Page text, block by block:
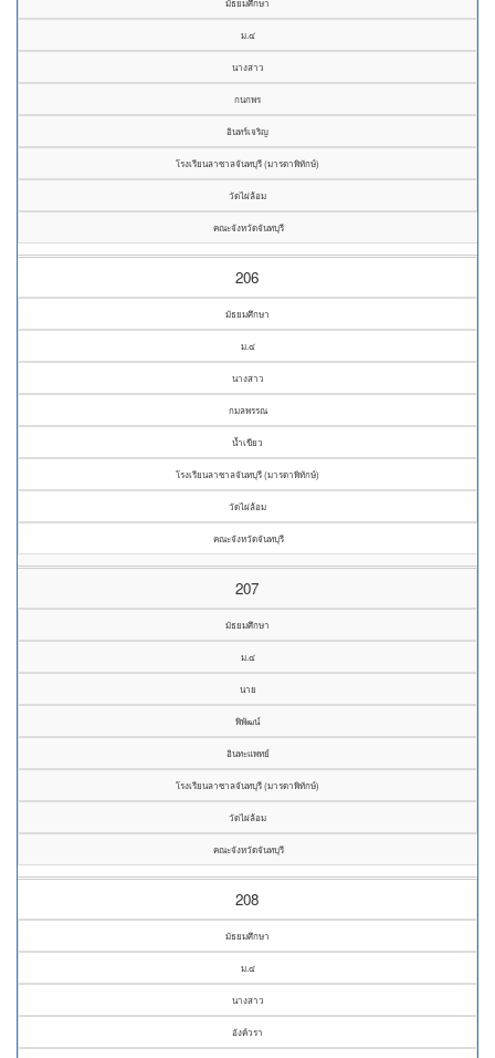
มัธยมศึกษา
ม.๔
นางสาว
กนกพร
อินทร์เจริญ
โรงเรียนลาซาลจันทบุรี (มารดาพิทักษ์)
วัดไผ่ล้อม
คณะจังหวัดจันทบุรี
206
มัธยมศึกษา
ม.๔
นางสาว
กมลพรรณ
น้ำเขียว
โรงเรียนลาซาลจันทบุรี (มารดาพิทักษ์)
วัดไผ่ล้อม
คณะจังหวัดจันทบุรี
207
มัธยมศึกษา
ม.๔
นาย
พิพัฒน์
อินทะแพทย์
โรงเรียนลาซาลจันทบุรี (มารดาพิทักษ์)
วัดไผ่ล้อม
คณะจังหวัดจันทบุรี
208
มัธยมศึกษา
ม.๔
นางสาว
อังค์วรา